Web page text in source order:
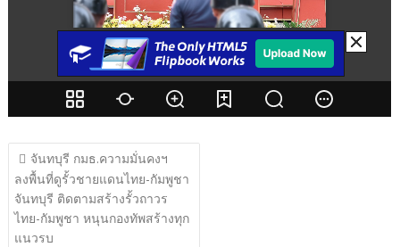
แนะแนว
เรื่อง
จันทบุรี กมธ.ความมั่นคงฯ
ลงพื้นที่ดูรั้วชายแดนไทย-กัมพูชา
จันทบุรี ติดตามสร้างรั้วถาวร
ไทย-กัมพูชา หนุนกองทัพสร้างทุก
แนวรบ